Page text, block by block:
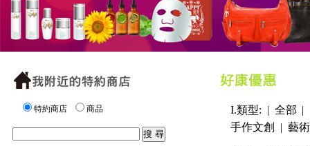
特約商店 商品 I.類型: | 全部 |
手作文創
| 藝